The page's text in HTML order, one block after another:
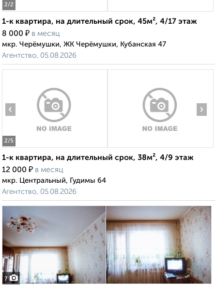
2/2
1-к квартира, на длительный срок, 45м², 4/17 этаж
8 000 ₽ в месяц
мкр. Черёмушки, ЖК Черёмушки, Кубанская 47
Агентство, 05.08.2026
2/5
‹ ›
1-к квартира, на длительный срок, 38м², 4/9 этаж
12 000 ₽ в месяц
мкр. Центральный, Гудимы 64
Агентство, 05.08.2026
7